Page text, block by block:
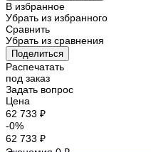
В избранное
Убрать из избранного
Сравнить
Убрать из сравнения
Поделиться
Распечатать
под заказ
Задать вопрос
Цена
62 733 ₽
-0%
62 733 ₽